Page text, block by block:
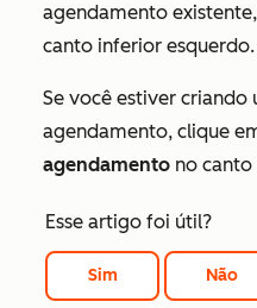
agendamento
canto inferior esquerdo.
Se você estiver criando
agendamento, clique
agendamento no
Esse artigo foi útil?
Sim Não